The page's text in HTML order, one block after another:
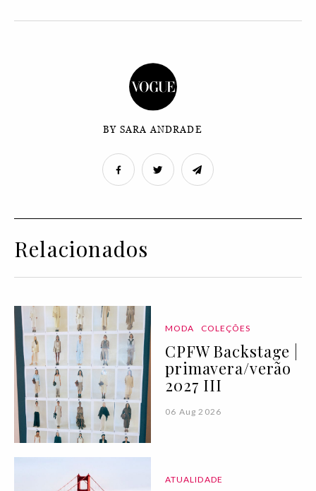
BY SARA ANDRADE
Relacionados
MODA COLEÇÕES
CPFW Backstage |
primavera/verão
2027 III
06 Aug 2026
ATUALIDADE